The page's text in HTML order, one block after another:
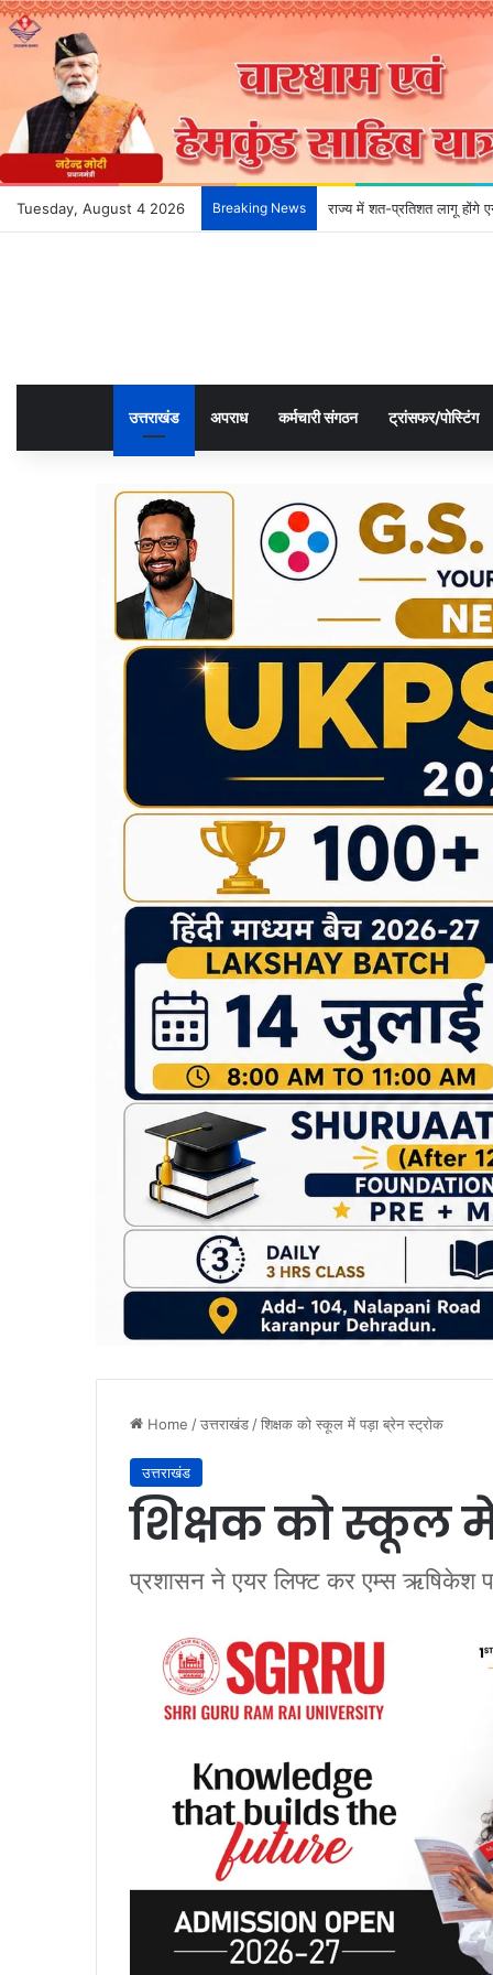
Tuesday, August 4 2026 Breaking News देहरादून के भविष्य को आकार देने
उत्तराखंड अपराध कर्मचारी संगठन ट्रांसफर/पोस्टिंग
Home /उत्तराखंड/शिक्षक को स्कूल में पड़ा ब्रेन स्ट्रोक
उत्तराखंड
शिक्षक को स्कूल में
प्रशासन ने एयर लिफ्ट कर एम्स ऋषिकेश